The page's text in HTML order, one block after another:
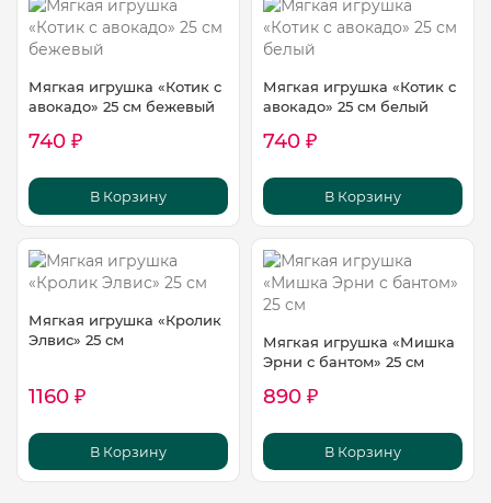
Мягкая игрушка «Котик с
авокадо» 25 см бежевый
740 ₽
В Корзину
Мягкая игрушка «Котик с
авокадо» 25 см белый
740 ₽
В Корзину
Мягкая игрушка «Кролик
Элвис» 25 см
1160 ₽
В Корзину
Мягкая игрушка «Мишка
Эрни с бантом» 25 см
890 ₽
В Корзину